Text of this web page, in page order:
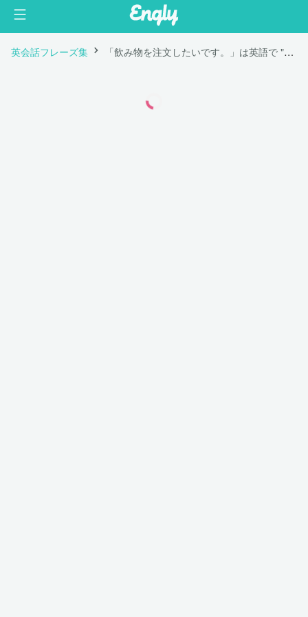
英会話フレーズ集 「飲み物を注文したいです。」は英語で "We'd like to order some drinks."